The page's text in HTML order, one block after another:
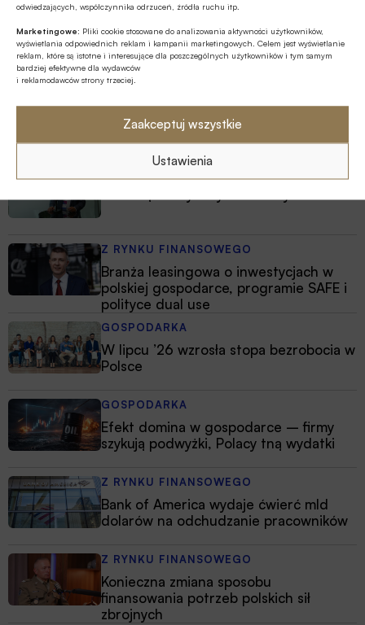
odwiedzających, współczynnika odrzuceń, źródła ruchu itp.
Marketingowe: Pliki cookie stosowane do analizowania aktywności użytkowników,
wyświetlania odpowiednich reklam i kampanii marketingowych. Celem jest wyświetlanie
reklam, które są istotne i interesujące dla poszczególnych użytkowników i tym samym
bardziej efektywne dla wydawców
i reklamodawców strony trzeciej.
Zaakceptuj wszystkie
Ustawienia
Najnowsze
Przedszkole to kluczowy etap – to
wtedy dzieci zapamiętują wiedzę
finansową łatwiej i szybciej
Z RYNKU FINANSOWEGO
Branża leasingowa o inwestycjach w
polskiej gospodarce, programie SAFE i
polityce dual use
GOSPODARKA
W lipcu ’26 wzrosła stopa bezrobocia w
Polsce
GOSPODARKA
Efekt domina w gospodarce – firmy
szykują podwyżki, Polacy tną wydatki
Z RYNKU FINANSOWEGO
Bank of America wydaje ćwierć mld
dolarów na odchudzanie pracowników
Z RYNKU FINANSOWEGO
Konieczna zmiana sposobu
finansowania potrzeb polskich sił
zbrojnych